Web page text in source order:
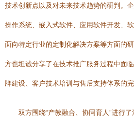
技术创新点以及对未来技术趋势的研判。
操作系统、嵌入式软件、应用软件开发、
面向特定行业的定制化解决方案等方面的
方也坦诚分享了在技术推广服务过程中面
牌建设、客户技术培训与售后支持体系的完
双方围绕“产教融合、协同育人”进行